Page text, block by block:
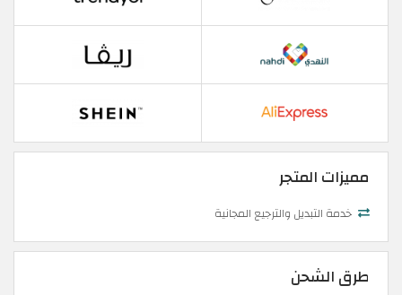
مميزات المتجر
خدمة التبديل والترجيع المجانية
طرق الشحن